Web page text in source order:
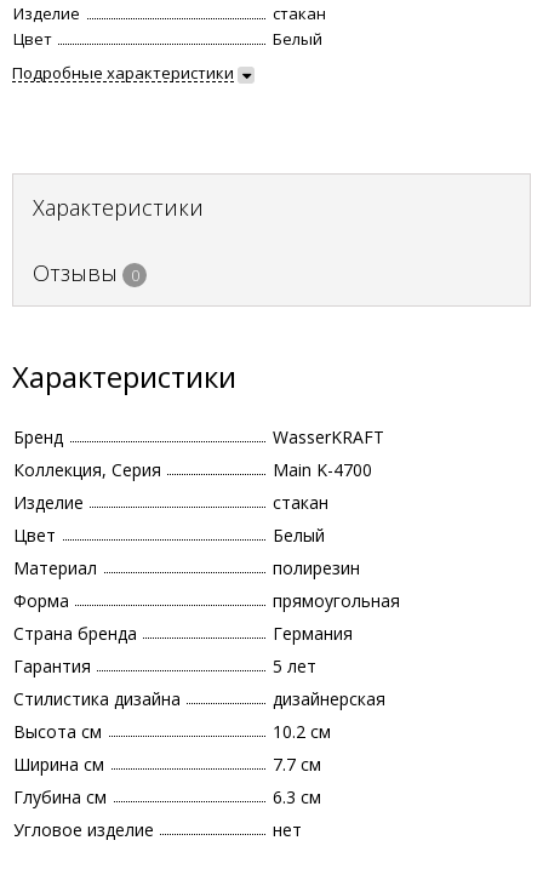
Изделие
стакан
Цвет
Белый
Подробные характеристики
Характеристики
Отзывы 0
Характеристики
Бренд
WasserKRAFT
Коллекция, Серия
Main K-4700
Изделие
стакан
Цвет
Белый
Материал
полирезин
Форма
прямоугольная
Страна бренда
Германия
Гарантия
5 лет
Стилистика дизайна
дизайнерская
Высота см
10.2 см
Ширина см
7.7 см
Глубина см
6.3 см
Угловое изделие
нет